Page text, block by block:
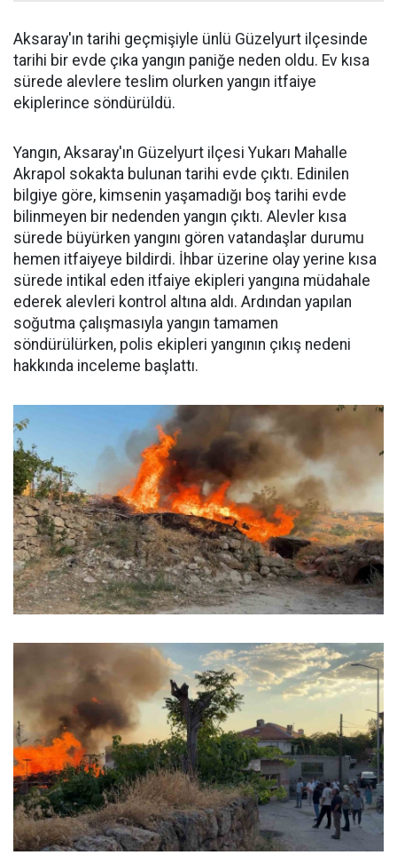
Aksaray'ın tarihi geçmişiyle ünlü Güzelyurt ilçesinde
tarihi bir evde çıka yangın paniğe neden oldu. Ev kısa
sürede alevlere teslim olurken yangın itfaiye
ekiplerince söndürüldü.
Yangın, Aksaray'ın Güzelyurt ilçesi Yukarı Mahalle
Akrapol sokakta bulunan tarihi evde çıktı. Edinilen
bilgiye göre, kimsenin yaşamadığı boş tarihi evde
bilinmeyen bir nedenden yangın çıktı. Alevler kısa
sürede büyürken yangını gören vatandaşlar durumu
hemen itfaiyeye bildirdi. İhbar üzerine olay yerine kısa
sürede intikal eden itfaiye ekipleri yangına müdahale
ederek alevleri kontrol altına aldı. Ardından yapılan
soğutma çalışmasıyla yangın tamamen
söndürülürken, polis ekipleri yangının çıkış nedeni
hakkında inceleme başlattı.